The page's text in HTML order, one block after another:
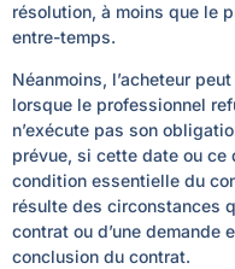
résolution, à moins que le
entre-temps.
Néanmoins, l’acheteur
lorsque le professionnel
n’exécute pas son
prévue, si cette date ou ce
condition essentielle du
résulte des circonstances
contrat ou d’une demande
conclusion du contrat.